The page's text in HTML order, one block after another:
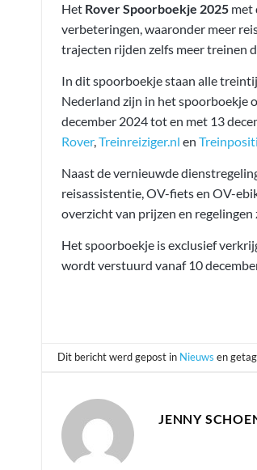
Het Rover Spoorboekje 2025 met
verbeteringen, waaronder meer
trajecten rijden zelfs meer treinen
In dit spoorboekje staan alle
Nederland zijn in het spoorboekje
december 2024 tot en met 13
Rover,Treinreiziger.nl en
Naast de vernieuwde
reisassistentie, OV-fiets en OV-
overzicht van prijzen en
Het spoorboekje is exclusief
wordt verstuurd vanaf 10
Dit bericht werd gepost in Nieuws en
JENNY